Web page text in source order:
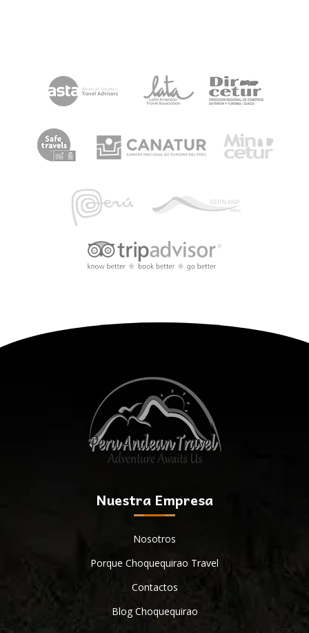
Nuestra Empresa
Nosotros
Porque Choquequirao Travel
Contactos
Blog Choquequirao